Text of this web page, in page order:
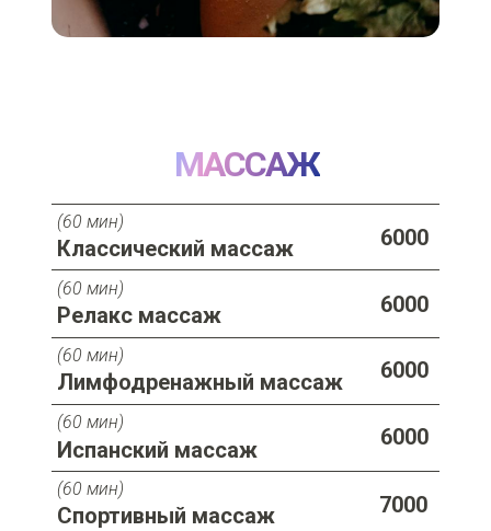
Спортивный массаж 7000
(60 мин)
(60 мин)
6000
Испанский массаж
Лимфодренажный массаж 6000
(60 мин)
(60 мин)
6000
Релакс массаж
Классический массаж 6000
(60 мин)
МАССАЖ